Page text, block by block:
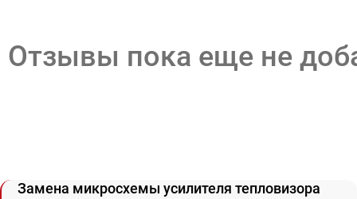
Отзывы пока еще не
Замена микросхемы усилителя тепловизора